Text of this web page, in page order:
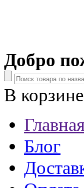
Добро
В
Блог